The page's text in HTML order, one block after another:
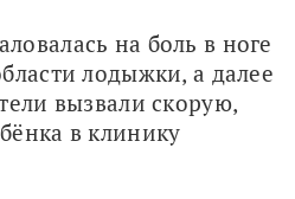
на боль в ноге
лодыжки, а далее
вызвали скорую,
в клинику